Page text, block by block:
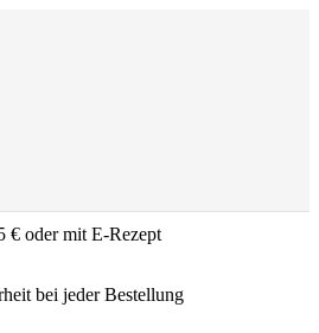
€ oder mit E-Rezept
bei jeder Bestellung